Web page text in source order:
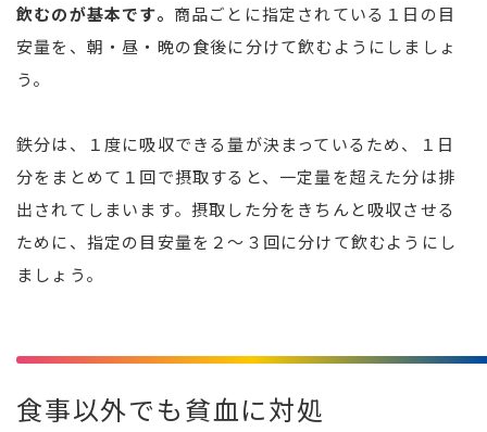
飲むのが基本です。 商品ごとに指定されている１日の目
安量を、朝・昼・晩の食後に分けて飲むようにしましょ
う。
鉄分は、１度に吸収できる量が決まっているため、１日
分をまとめて１回で摂取すると、一定量を超えた分は排
出されてしまいます。摂取した分をきちんと吸収させる
ために、指定の目安量を２～３回に分けて飲むようにし
ましょう。
食事以外でも貧血に対処